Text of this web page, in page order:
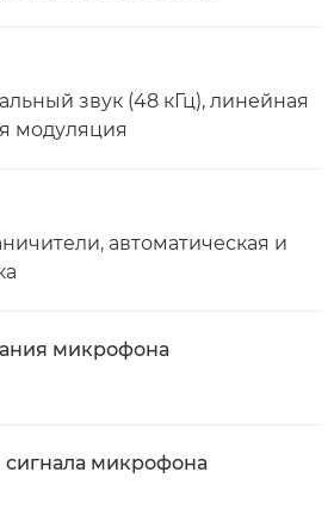
звук (48 кГц), линейная
модуляция
автоматическая и
микрофона
микрофона